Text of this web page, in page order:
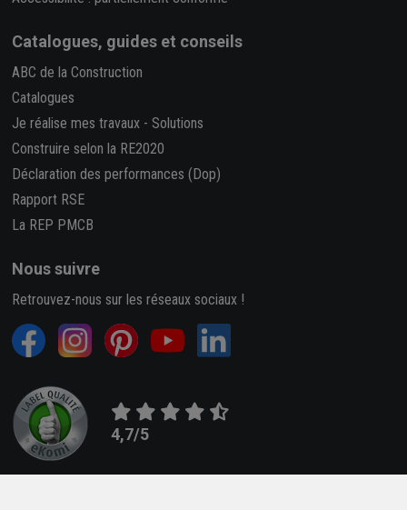
Catalogues, guides et conseils
ABC de la Construction
Catalogues
Je réalise mes travaux - Solutions
Construire selon la RE2020
Déclaration des performances (Dop)
Rapport RSE
La REP PMCB
Nous suivre
Retrouvez-nous sur les réseaux sociaux !
4,7/5